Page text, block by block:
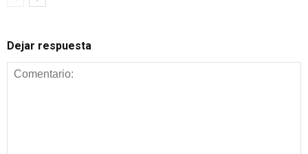
Dejar respuesta